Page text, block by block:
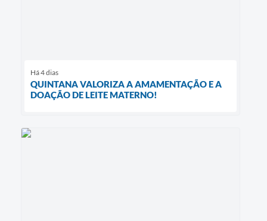
Há 4 dias
QUINTANA VALORIZA A AMAMENTAÇÃO E A
DOAÇÃO DE LEITE MATERNO!